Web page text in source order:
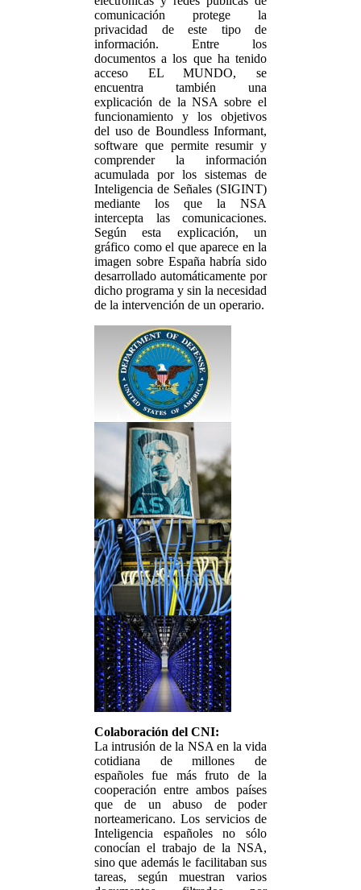
comunicación protege la
privacidad de este tipo de
información. Entre los
documentos a los que ha tenido
acceso EL MUNDO, se
encuentra también una
explicación de la NSA sobre el
funcionamiento y los objetivos
del uso de Boundless Informant,
software que permite resumir y
comprender la información
acumulada por los sistemas de
Inteligencia de Señales (SIGINT)
mediante los que la NSA
intercepta las comunicaciones.
Según esta explicación, un
gráfico como el que aparece en la
imagen sobre España habría sido
desarrollado automáticamente por
dicho programa y sin la necesidad
de la intervención de un operario.
Colaboración del CNI:
La intrusión de la NSA en la vida
cotidiana de millones de
españoles fue más fruto de la
cooperación entre ambos países
que de un abuso de poder
norteamericano. Los servicios de
Inteligencia españoles no sólo
conocían el trabajo de la NSA,
sino que además le facilitaban sus
tareas, según muestran varios